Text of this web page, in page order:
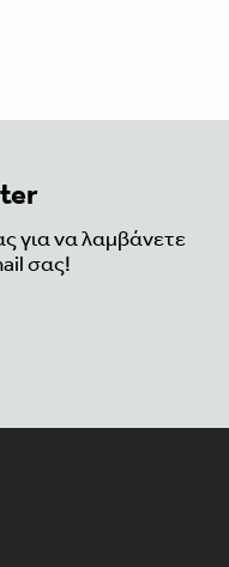
για να λαμβάνετε
σας!